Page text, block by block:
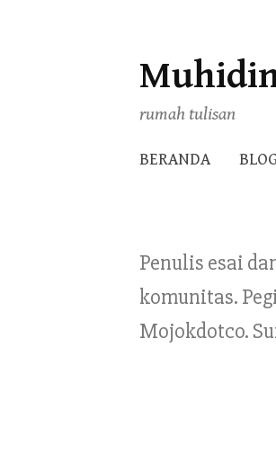
Skip
to
content
rumah tulisan
BERANDA
Penulis esai
komunitas.
Mojokdotco.